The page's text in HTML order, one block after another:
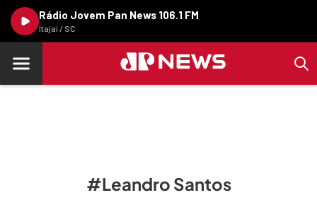
Rádio Jovem Pan News 106.1 FM
Itajaí / SC
#Leandro Santos